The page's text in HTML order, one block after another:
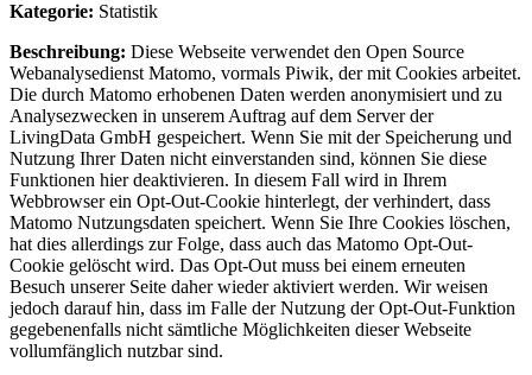
Kategorie: Statistik
Beschreibung: Diese Webseite verwendet den Open Source
Webanalysedienst Matomo, vormals Piwik, der mit Cookies arbeitet.
Die durch Matomo erhobenen Daten werden anonymisiert und zu
Analysezwecken in unserem Auftrag auf dem Server der
LivingData GmbH gespeichert. Wenn Sie mit der Speicherung und
Nutzung Ihrer Daten nicht einverstanden sind, können Sie diese
Funktionen hier deaktivieren. In diesem Fall wird in Ihrem
Webbrowser ein Opt-Out-Cookie hinterlegt, der verhindert, dass
Matomo Nutzungsdaten speichert. Wenn Sie Ihre Cookies löschen,
hat dies allerdings zur Folge, dass auch das Matomo Opt-Out-
Cookie gelöscht wird. Das Opt-Out muss bei einem erneuten
Besuch unserer Seite daher wieder aktiviert werden. Wir weisen
jedoch darauf hin, dass im Falle der Nutzung der Opt-Out-Funktion
gegebenenfalls nicht sämtliche Möglichkeiten dieser Webseite
vollumfänglich nutzbar sind.